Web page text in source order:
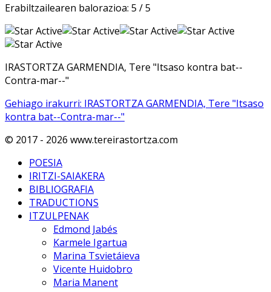
Erabiltzailearen balorazioa: 5 /5
IRASTORTZA GARMENDIA, Tere "Itsaso kontra bat--
Contra-mar--"
Gehiago irakurri: IRASTORTZA GARMENDIA, Tere "Itsaso
kontra bat--Contra-mar--"
© 2017 - 2026 www.tereirastortza.com
POESIA
IRITZI-SAIAKERA
BIBLIOGRAFIA
TRADUCTIONS
ITZULPENAK
Edmond Jabés
Karmele Igartua
Marina Tsvietáieva
Vicente Huidobro
Maria Manent